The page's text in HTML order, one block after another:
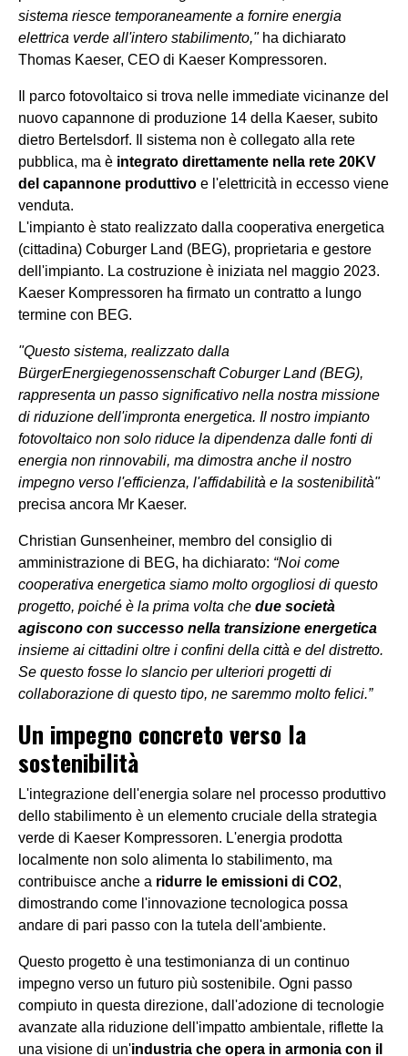
sistema riesce temporaneamente a fornire energia
elettrica verde all'intero stabilimento,"ha dichiarato
Thomas Kaeser, CEO di Kaeser Kompressoren.
Il parco fotovoltaico si trova nelle immediate vicinanze del
nuovo capannone di produzione 14 della Kaeser, subito
dietro Bertelsdorf. Il sistema non è collegato alla rete
pubblica, ma è integrato direttamente nella rete 20KV
del capannone produttivo e l 'elettricità in eccesso viene
venduta.
L'impianto è stato realizzato dalla cooperativa energetica
(cittadina) Coburger Land (BEG), proprietaria e gestore
dell'impianto. La costruzione è iniziata nel maggio 2023.
Kaeser Kompressoren ha firmato un contratto a lungo
termine con BEG.
"Questo sistema, realizzato dalla
BürgerEnergiegenossenschaft Coburger Land (BEG),
rappresenta un passo significativo nella nostra missione
di riduzione dell'impronta energetica. Il nostro impianto
fotovoltaico non solo riduce la dipendenza dalle fonti di
energia non rinnovabili, ma dimostra anche il nostro
impegno verso l'efficienza, l'affidabilità e la sostenibilità"
precisa ancora Mr Kaeser.
Christian Gunsenheiner, membro del consiglio di
amministrazione di BEG, ha dichiarato: “Noi come
cooperativa energetica siamo molto orgogliosi di questo
progetto, poiché è la prima volta che due società
agiscono con successo nella transizione energetica
insieme ai cittadini oltre i confini della città e del distretto.
Se questo fosse lo slancio per ulteriori progetti di
collaborazione di questo tipo, ne saremmo molto felici.”
Un impegno concreto verso la
sostenibilità
L'integrazione dell'energia solare nel processo produttivo
dello stabilimento è un elemento cruciale della strategia
verde di Kaeser Kompressoren. L'energia prodotta
localmente non solo alimenta lo stabilimento, ma
contribuisce anche a ridurre le emissioni di CO2,
dimostrando come l'innovazione tecnologica possa
andare di pari passo con la tutela dell'ambiente.
Questo progetto è una testimonianza di un continuo
impegno verso un futuro più sostenibile. Ogni passo
compiuto in questa direzione, dall'adozione di tecnologie
avanzate alla riduzione dell'impatto ambientale, riflette la
una visione di un'industria che opera in armonia con il